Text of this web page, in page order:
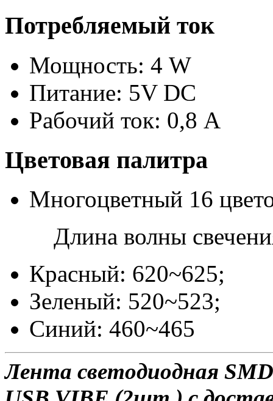
Потребляемый ток
Мощность: 4 W
Питание: 5V DC
Рабочий ток: 0,8 А
Цветовая палитра
Многоцветный 16
Длина волны
Красный: 620~625;
Зеленый: 520~523;
Синий: 460~465
Лента светодиодная